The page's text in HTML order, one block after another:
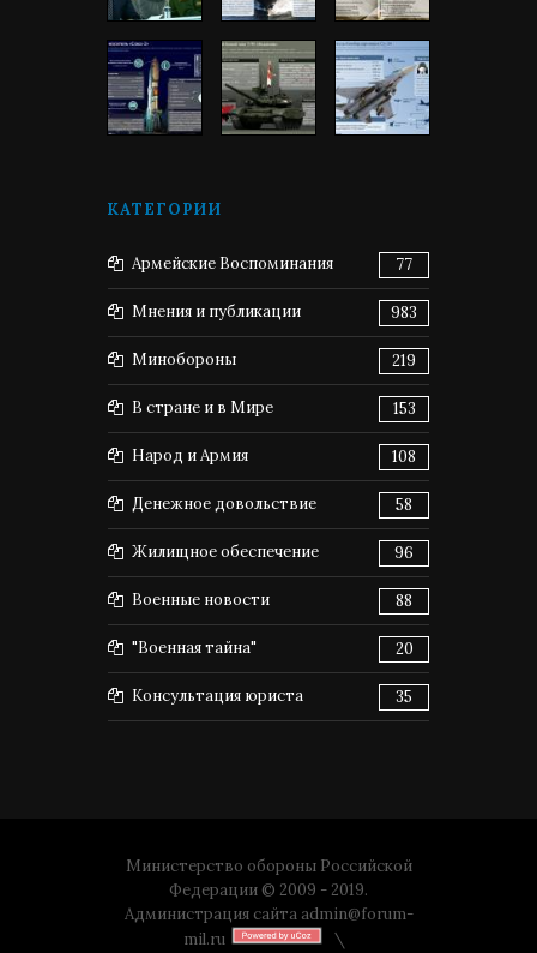
КАТЕГОРИИ
Армейские Воспоминания 77
Мнения и публикации 983
Минобороны 219
В стране и в Мире 153
Народ и Армия 108
Денежное довольствие 58
Жилищное обеспечение 96
Военные новости 88
"Военная тайна" 20
Консультация юриста 35
Министерство обороны Российской
Федерации © 2009 - 2019.
Администрация сайта admin@forum-
mil.ru